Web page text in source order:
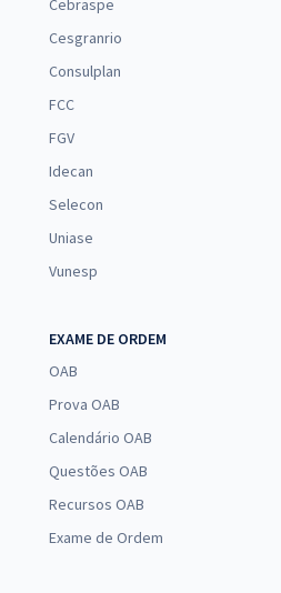
Cebraspe
Cesgranrio
Consulplan
FCC
FGV
Idecan
Selecon
Uniase
Vunesp
EXAME DE ORDEM
OAB
Prova OAB
Calendário OAB
Questões OAB
Recursos OAB
Exame de Ordem